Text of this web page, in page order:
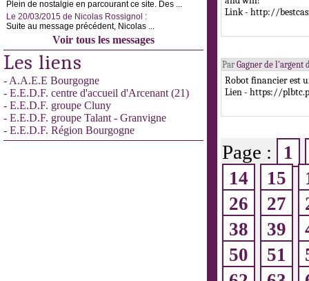
Plein de nostalgie en parcourant ce site. Des ...
Le 20/03/2015 de Nicolas Rossignol :
Suite au message précédent, Nicolas ...
Voir tous les messages
Les liens
- A.A.E.E Bourgogne
- E.E.D.F. centre d'accueil d'Arcenant (21)
- E.E.D.F. groupe Cluny
- E.E.D.F. groupe Talant - Granvigne
- E.E.D.F. Région Bourgogne
Link - http://
Par Gagner de l'argent
Robot financier est
Lien - https://
Page :
1
14
15
26
27
38
39
50
51